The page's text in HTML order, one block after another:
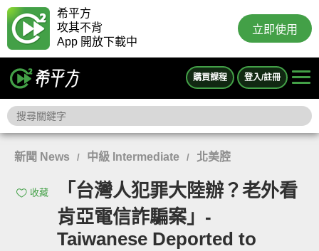
希平方
攻其不背
App 開放下載中
立即使用
購買課程 登入/註冊
新聞 News / 中級 Intermediate / 北美腔
收藏
「台灣人犯罪大陸辦？老外看
肯亞電信詐騙案」-
Taiwanese Deported to